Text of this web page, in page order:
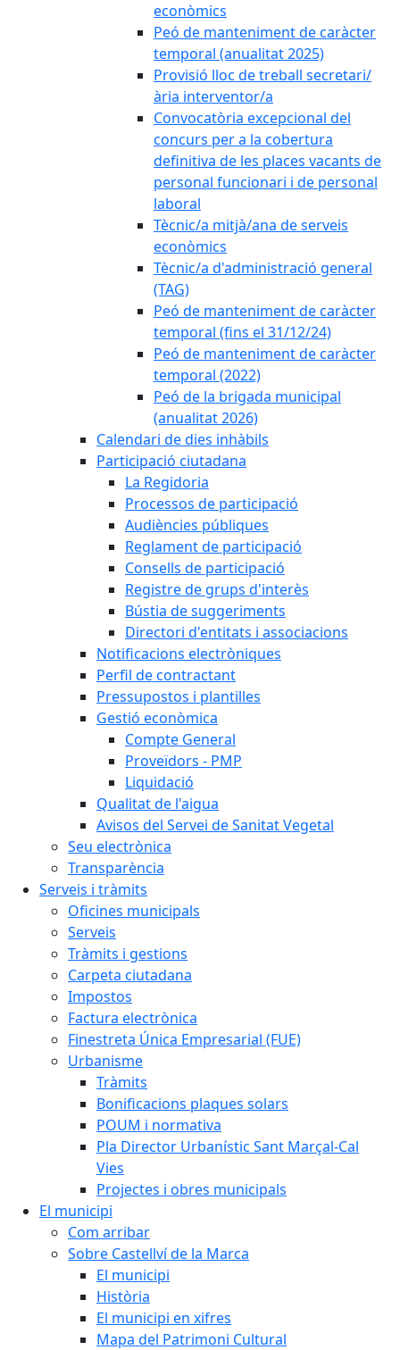
econòmics
Peó de manteniment de caràcter
temporal (anualitat 2025)
Provisió lloc de treball secretari/
ària interventor/a
Convocatòria excepcional del
concurs per a la cobertura
definitiva de les places vacants de
personal funcionari i de personal
laboral
Tècnic/a mitjà/ana de serveis
econòmics
Tècnic/a d'administració general
(TAG)
Peó de manteniment de caràcter
temporal (fins el 31/12/24)
Peó de manteniment de caràcter
temporal (2022)
Peó de la brigada municipal
(anualitat 2026)
Calendari de dies inhàbils
Participació ciutadana
La Regidoria
Processos de participació
Audiències públiques
Reglament de participació
Consells de participació
Registre de grups d'interès
Bústia de suggeriments
Directori d'entitats i associacions
Notificacions electròniques
Perfil de contractant
Pressupostos i plantilles
Gestió econòmica
Compte General
Proveïdors - PMP
Liquidació
Qualitat de l'aigua
Avisos del Servei de Sanitat Vegetal
Seu electrònica
Transparència
Serveis i tràmits
Oficines municipals
Serveis
Tràmits i gestions
Carpeta ciutadana
Impostos
Factura electrònica
Finestreta Única Empresarial (FUE)
Urbanisme
Tràmits
Bonificacions plaques solars
POUM i normativa
Pla Director Urbanístic Sant Marçal-Cal
Vies
Projectes i obres municipals
El municipi
Com arribar
Sobre Castellví de la Marca
El municipi
Història
El municipi en xifres
Mapa del Patrimoni Cultural